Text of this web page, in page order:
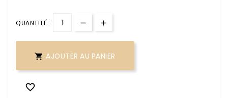
QUANTITÉ :
 AJOUTER AU PANIER
